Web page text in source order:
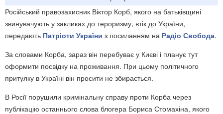
Російський правозахисник Віктор Корб, якого на батьківщині
звинувачують у закликах до тероризму, втік до України,
передають Патріоти України з посиланням на Радіо Свобода.
За словами Корба, зараз він перебуває у Києві і планує тут
оформити посвідку на проживання. При цьому політичного
притулку в Україні він просити не збирається.
В Росії порушили кримінальну справу проти Корба через
публікацію останнього слова блогера Бориса Стомахіна, якого